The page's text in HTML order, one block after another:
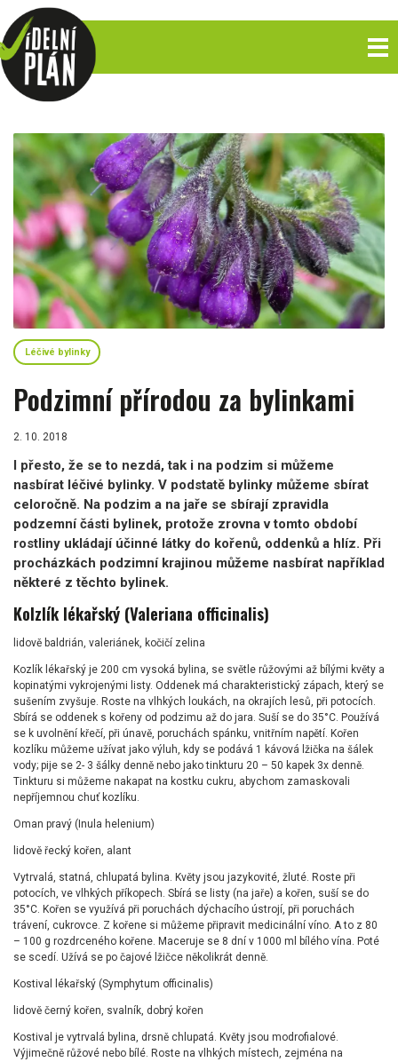
Léčivé bylinky
Podzimní přírodou za bylinkami
2. 10. 2018
I přesto, že se to nezdá, tak i na podzim si můžeme
nasbírat léčivé bylinky. V podstatě bylinky můžeme sbírat
celoročně. Na podzim a na jaře se sbírají zpravidla
podzemní části bylinek, protože zrovna v tomto období
rostliny ukládají účinné látky do kořenů, oddenků a hlíz. Při
procházkách podzimní krajinou můžeme nasbírat například
některé z těchto bylinek.
Kolzlík lékařský (Valeriana officinalis)
lidově baldrián, valeriánek, kočičí zelina
Kozlík lékařský je 200 cm vysoká bylina, se světle růžovými až bílými květy a
kopinatými vykrojenými listy. Oddenek má charakteristický zápach, který se
sušením zvyšuje. Roste na vlhkých loukách, na okrajích lesů, při potocích.
Sbírá se oddenek s kořeny od podzimu až do jara. Suší se do 35°C. Používá
se k uvolnění křečí, při únavě, poruchách spánku, vnitřním napětí. Kořen
kozlíku můžeme užívat jako výluh, kdy se podává 1 kávová lžička na šálek
vody; pije se 2- 3 šálky denně nebo jako tinkturu 20 – 50 kapek 3x denně.
Tinkturu si můžeme nakapat na kostku cukru, abychom zamaskovali
nepříjemnou chuť kozlíku.
Oman pravý (Inula helenium)
lidově řecký kořen, alant
Vytrvalá, statná, chlupatá bylina. Květy jsou jazykovité, žluté. Roste při
potocích, ve vlhkých příkopech. Sbírá se listy (na jaře) a kořen, suší se do
35°C. Kořen se využívá při poruchách dýchacího ústrojí, při poruchách
trávení, cukrovce. Z kořene si můžeme připravit medicinální víno. A to z 80
– 100 g rozdrceného kořene. Maceruje se 8 dní v 1000 ml bílého vína. Poté
se scedí. Užívá se po čajové lžičce několikrát denně.
Kostival lékařský (Symphytum officinalis)
lidově černý kořen, svalník, dobrý kořen
Kostival je vytrvalá bylina, drsně chlupatá. Květy jsou modrofialové.
Výjimečně růžové nebo bílé. Roste na vlhkých místech, zejména na